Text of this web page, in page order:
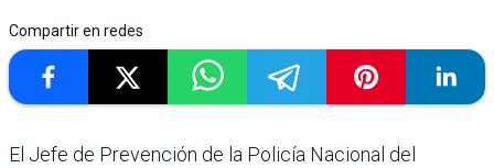
Compartir en redes
El Jefe de Prevención de la Policía Nacional del